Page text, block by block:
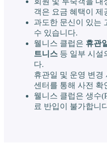
객은 요금 혜택이 제
과도한 문신이 있는
수 있습니다.
웰니스 클럽은 휴관
트니스 등 일부 시설
다.
휴관일 및 운영 변경
센터를 통해 사전 확
웰니스 클럽은 생수
료 반입이 불가합니